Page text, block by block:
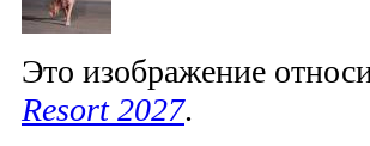
Это изображение
Resort 2027.